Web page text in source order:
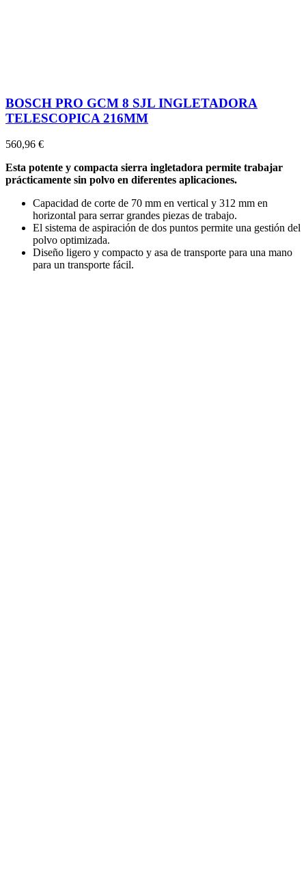
BOSCH PRO GCM 8 SJL INGLETADORA
TELESCOPICA 216MM
560,96 €
Esta potente y compacta sierra ingletadora permite trabajar
prácticamente sin polvo en diferentes aplicaciones.
Capacidad de corte de 70 mm en vertical y 312 mm en
horizontal para serrar grandes piezas de trabajo.
El sistema de aspiración de dos puntos permite una gestión del
polvo optimizada.
Diseño ligero y compacto y asa de transporte para una mano
para un transporte fácil.